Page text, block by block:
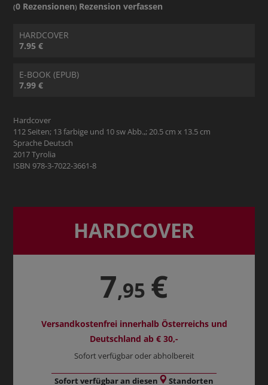
(0 Rezensionen) Rezension verfassen
HARDCOVER
7.95 €
E-BOOK (EPUB)
7.99 €
Hardcover
112 Seiten; 13 farbige und 10 sw Abb.,; 20.5 cm x 13.5 cm
Sprache Deutsch
2017 Tyrolia
ISBN 978-3-7022-3661-8
HARDCOVER
7,95 €
Versandkostenfrei innerhalb Österreichs und
Deutschland ab € 30,-
Sofort verfügbar oder abholbereit
Sofort verfügbar an diesen Standorten